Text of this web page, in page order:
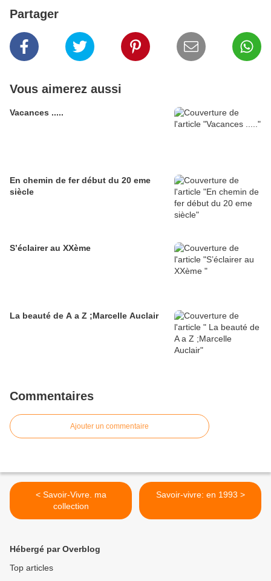
Partager
Vous aimerez aussi
Vacances .....
En chemin de fer début du 20 eme
siècle
S’éclairer au XXème
La beauté de A a Z ;Marcelle Auclair
Commentaires
Ajouter un commentaire
< Savoir-Vivre. ma
collection
Savoir-vivre: en 1993 >
Hébergé par Overblog
Top articles